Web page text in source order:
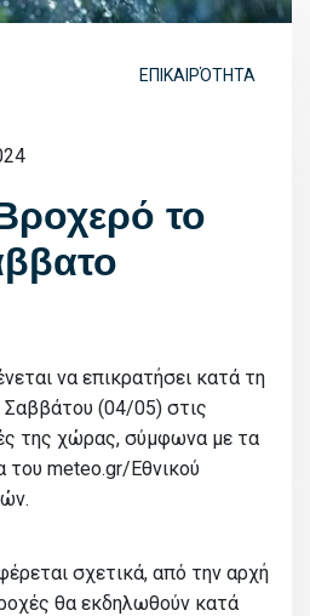
ΕΠΙΚΑΙΡΌΤΗΤΑ
το
να επικρατήσει κατά τη
Σαββάτου (04/05) στις
της χώρας, σύμφωνα με τα
του meteo.gr/Εθνικού
σχετικά, από την αρχή
θα εκδηλωθούν κατά